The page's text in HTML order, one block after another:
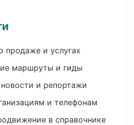
продаже и услугах
маршруты и гиды
и репортажи
и телефонам
в справочнике